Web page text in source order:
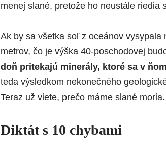
menej slané, pretože ho neustále riedia
Ak by sa všetka soľ z oceánov
metrov, čo je výška 40-poschodovej
doň pritekajú minerály, ktoré sa v
teda výsledkom nekonečného
Teraz už viete, prečo máme slané moria.
Diktát s 10 chybami